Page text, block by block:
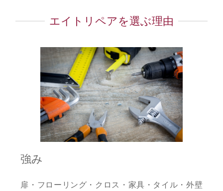
エイトリペアを選ぶ理由
強み
扉・フローリング・クロス・家具・タイル・外壁